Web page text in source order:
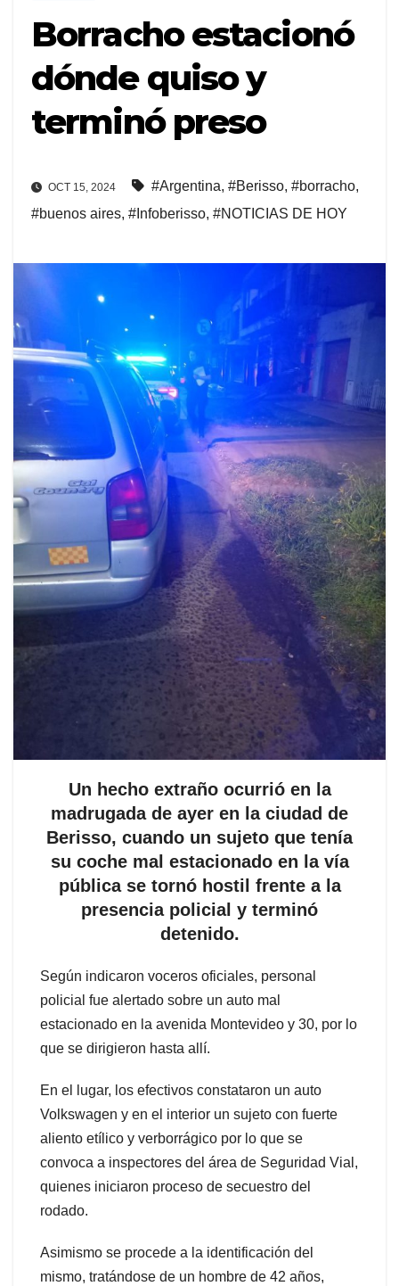
Borracho estacionó
dónde quiso y
terminó preso
OCT 15, 2024 #Argentina, #Berisso, #borracho,
#buenos aires, #Infoberisso, #NOTICIAS DE HOY
Un hecho extraño ocurrió en la
madrugada de ayer en la ciudad de
Berisso, cuando un sujeto que tenía
su coche mal estacionado en la vía
pública se tornó hostil frente a la
presencia policial y terminó
detenido.
Según indicaron voceros oficiales, personal
policial fue alertado sobre un auto mal
estacionado en la avenida Montevideo y 30, por lo
que se dirigieron hasta allí.
En el lugar, los efectivos constataron un auto
Volkswagen y en el interior un sujeto con fuerte
aliento etílico y verborrágico por lo que se
convoca a inspectores del área de Seguridad Vial,
quienes iniciaron proceso de secuestro del
rodado.
Asimismo se procede a la identificación del
mismo, tratándose de un hombre de 42 años,